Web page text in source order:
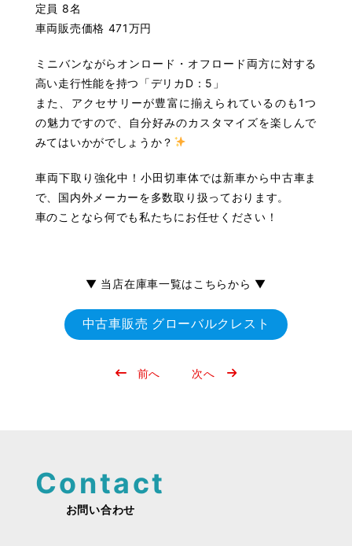
定員 8名
車両販売価格 471万円
ミニバンながらオンロード・オフロード両方に対する
高い走行性能を持つ「デリカD：5」
また、アクセサリーが豊富に揃えられているのも1つ
の魅力ですので、自分好みのカスタマイズを楽しんで
みてはいかがでしょうか？
車両下取り強化中！小田切車体では新車から中古車ま
で、国内外メーカーを多数取り扱っております。
車のことなら何でも私たちにお任せください！
▼ 当店在庫車一覧はこちらから ▼
中古車販売 グローバルクレスト
ゲ
前へ 次へ
お問い合わせ